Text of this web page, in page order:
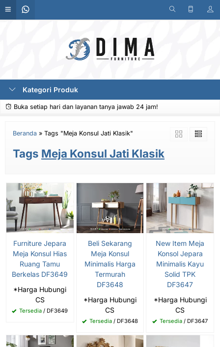
Kategori Produk
Buka setiap hari dan layanan tanya jawab 24 jam!
Beranda » Tags "Meja Konsul Jati Klasik"
Tags Meja Konsul Jati Klasik
Furniture Jepara
Meja Konsul Hias
Ruang Tamu
Berkelas DF3649
*Harga Hubungi
CS
Tersedia / DF3649
Beli Sekarang
Meja Konsul
Minimalis Harga
Termurah
DF3648
*Harga Hubungi
CS
Tersedia/ DF3648
New Item Meja
Konsol Jepara
Minimalis Kayu
Solid TPK
DF3647
*Harga Hubungi
CS
Tersedia / DF3647